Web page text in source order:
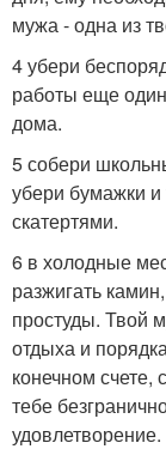
мужа - одна из
4 убери
работы еще
дома.
5 собери
убери бумажки и
скатертями.
6 в холодные
разжигать
простуды. Твой
отдыха и
конечном
тебе
удовлетворение.